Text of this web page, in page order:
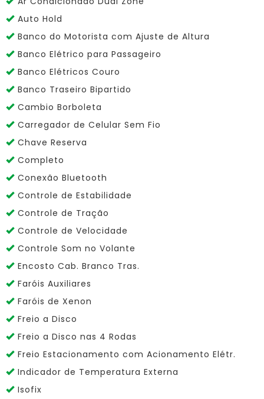
Auto Hold
Banco do Motorista com Ajuste de Altura
Banco Elétrico para Passageiro
Banco Elétricos Couro
Banco Traseiro Bipartido
Cambio Borboleta
Carregador de Celular Sem Fio
Chave Reserva
Completo
Conexão Bluetooth
Controle de Estabilidade
Controle de Tração
Controle de Velocidade
Controle Som no Volante
Encosto Cab. Branco Tras.
Faróis Auxiliares
Faróis de Xenon
Freio a Disco
Freio a Disco nas 4 Rodas
Freio Estacionamento com Acionamento Elétr.
Indicador de Temperatura Externa
Isofix